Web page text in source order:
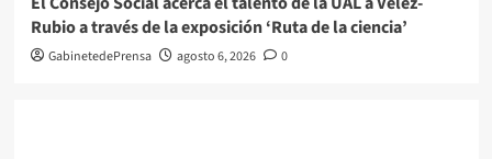
Rubio a través de la exposición ‘Ruta de la ciencia’
GabinetedePrensa agosto 6, 2026 0